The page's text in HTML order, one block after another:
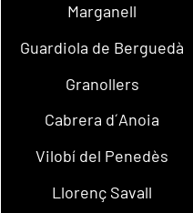
Marganell
Guardiola de Berguedà
Granollers
Cabrera d´Anoia
Vilobí del Penedès
Llorenç Savall